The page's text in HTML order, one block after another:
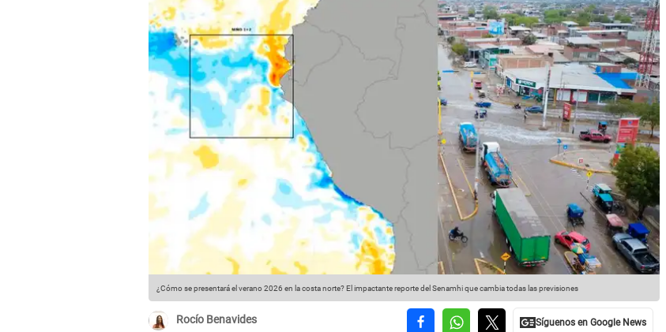
¿Cómo se presentará el verano 2026 en la costa norte? El impactante reporte del Senamhi que cambia todas las previsiones
Rocío Benavides